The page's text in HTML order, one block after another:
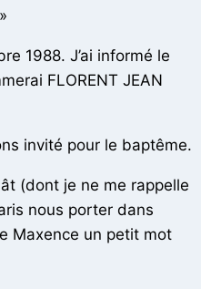
1988. J’ai informé le
FLORENT JEAN
invité pour le baptême.
(dont je ne me rappelle
nous porter dans
Maxence un petit mot